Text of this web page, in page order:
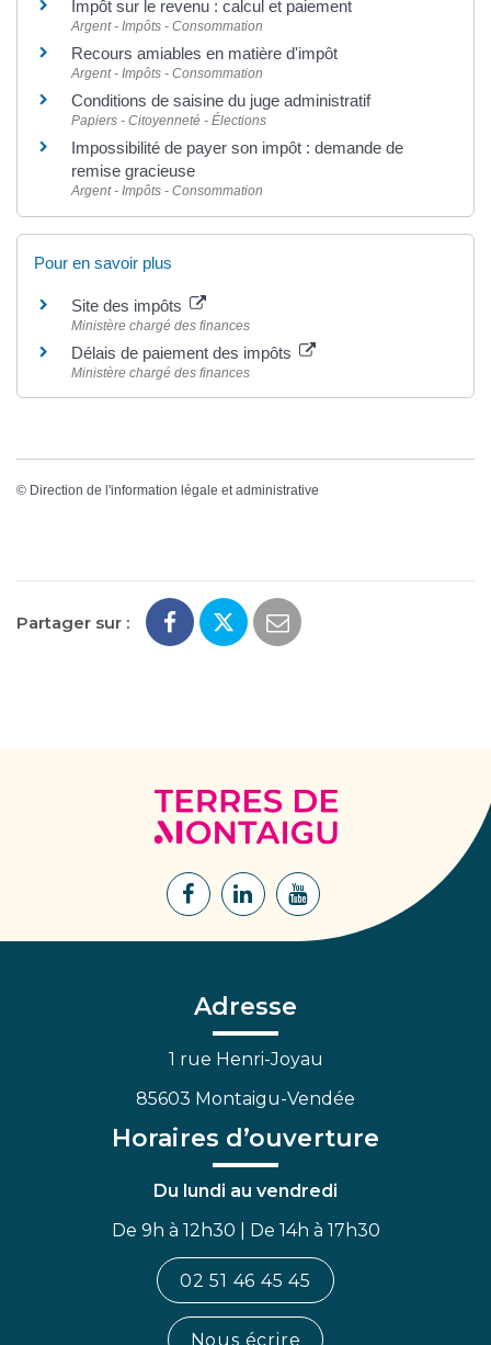
Impôt sur le revenu : calcul et paiement
Argent - Impôts - Consommation
Recours amiables en matière d'impôt
Argent - Impôts - Consommation
Conditions de saisine du juge administratif
Papiers - Citoyenneté - Élections
Impossibilité de payer son impôt : demande de
remise gracieuse
Argent - Impôts - Consommation
Pour en savoir plus
Site des impôts
Ministère chargé des finances
Délais de paiement des impôts
Ministère chargé des finances
© Direction de l'information légale et administrative
Partager sur :
Terres
de
Lien
Facebook
Lien
Lien
Adresse
1 rue Henri-Joyau
85603 Montaigu-Vendée
Horaires d’ouverture
Du lundi au vendredi
De 9h à 12h30 | De 14h à 17h30
02 51 46 45 45
Nous écrire